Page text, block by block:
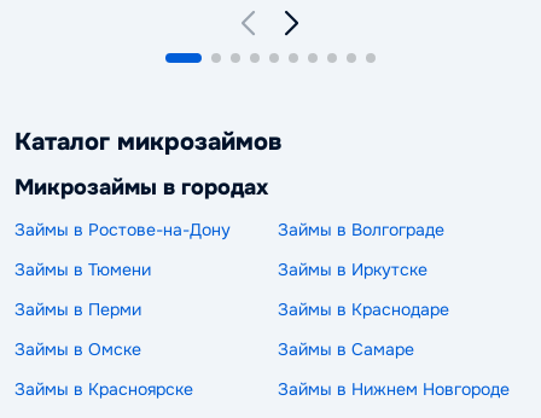
Каталог микрозаймов
Микрозаймы в городах
Займы в Ростове-на-Дону
Займы в Волгограде
Займы в Тюмени
Займы в Иркутске
Займы в Перми
Займы в Краснодаре
Займы в Омске
Займы в Самаре
Займы в Красноярске
Займы в Нижнем Новгороде